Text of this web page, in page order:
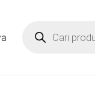
search